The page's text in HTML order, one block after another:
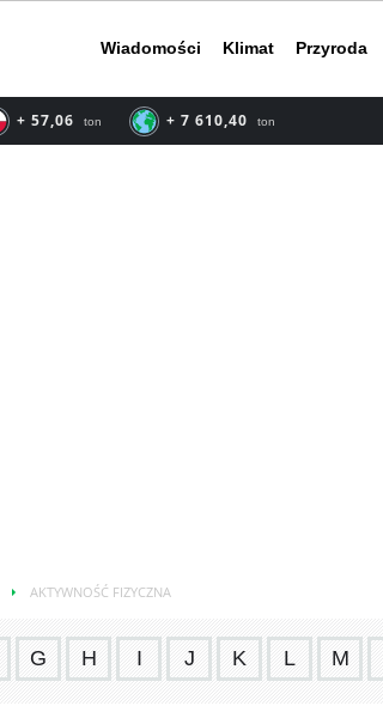
Wiadomości Klimat Przyroda
+ 66,57 ton + 8 878,80 ton
AKTYWNOŚĆ FIZYCZNA
G H I J K L M